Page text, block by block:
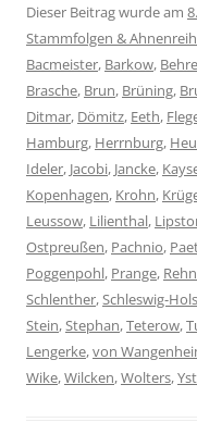
Dieser Beitrag wurde am
Stammfolgen &
Bacmeister, Barkow,
Brasche, Brun, Brüning,
Ditmar, Dömitz, Eeth,
Hamburg, Herrnburg,
Ideler, Jacobi, Jancke,
Kopenhagen, Krohn,
Leussow, Lilienthal,
Ostpreußen, Pachnio,
Poggenpohl, Prange,
Schlenther,Schleswig-
Stein,Stephan,Teterow,
Lengerke,von
Wike,Wilcken,Wolters,